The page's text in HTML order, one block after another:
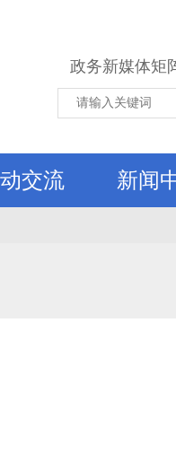
政务新媒体矩
交流 新闻